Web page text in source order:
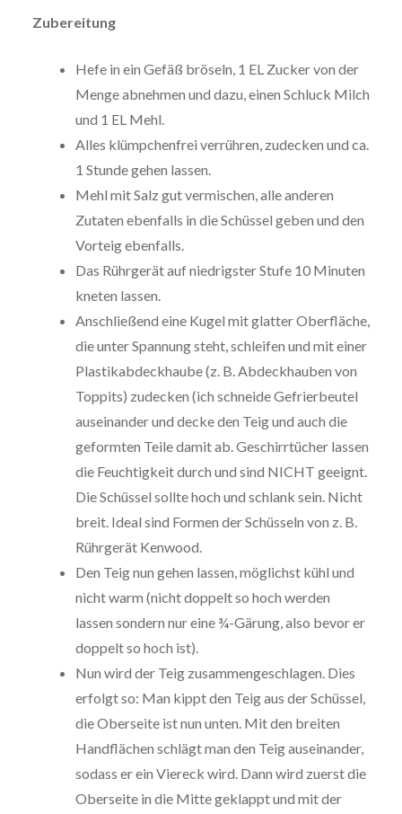
Zubereitung
Hefe in ein Gefäß bröseln, 1 EL Zucker von der
Menge abnehmen und dazu, einen Schluck Milch
und 1 EL Mehl.
Alles klümpchenfrei verrühren, zudecken und ca.
1 Stunde gehen lassen.
Mehl mit Salz gut vermischen, alle anderen
Zutaten ebenfalls in die Schüssel geben und den
Vorteig ebenfalls.
Das Rührgerät auf niedrigster Stufe 10 Minuten
kneten lassen.
Anschließend eine Kugel mit glatter Oberfläche,
die unter Spannung steht, schleifen und mit einer
Plastikabdeckhaube (z. B. Abdeckhauben von
Toppits) zudecken (ich schneide Gefrierbeutel
auseinander und decke den Teig und auch die
geformten Teile damit ab. Geschirrtücher lassen
die Feuchtigkeit durch und sind NICHT geeignt.
Die Schüssel sollte hoch und schlank sein. Nicht
breit. Ideal sind Formen der Schüsseln von z. B.
Rührgerät Kenwood.
Den Teig nun gehen lassen, möglichst kühl und
nicht warm (nicht doppelt so hoch werden
lassen sondern nur eine ¾-Gärung, also bevor er
doppelt so hoch ist).
Nun wird der Teig zusammengeschlagen. Dies
erfolgt so: Man kippt den Teig aus der Schüssel,
die Oberseite ist nun unten. Mit den breiten
Handflächen schlägt man den Teig auseinander,
sodass er ein Viereck wird. Dann wird zuerst die
Oberseite in die Mitte geklappt und mit der